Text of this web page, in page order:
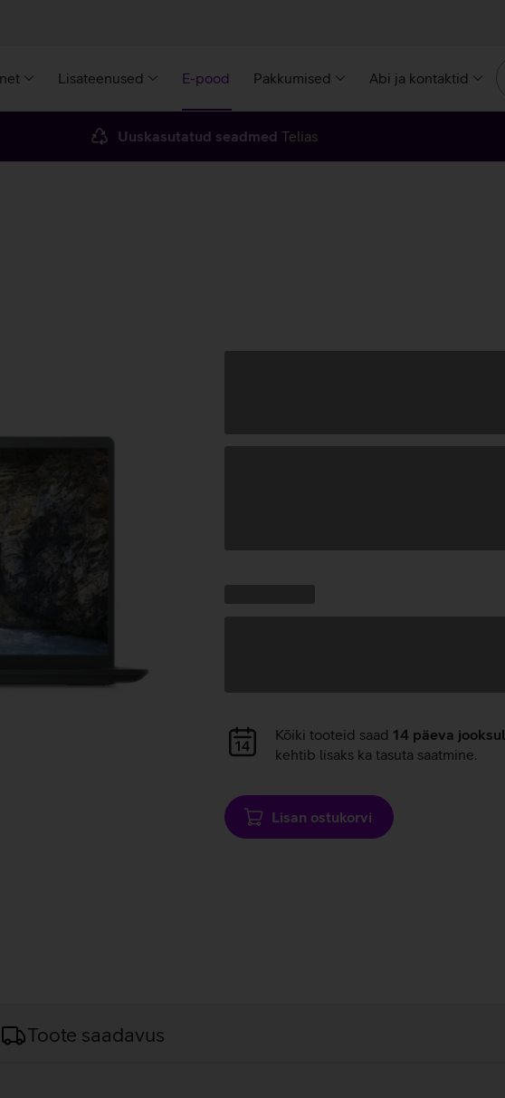
Lisateenused E-pood Pakkumised Abi ja kontaktid
Uuskasutatud seadmed Telias
Andmete
laadimine
Kõiki tooteid saad 14 päeva jooksul
kehtib lisaks ka tasuta saatmine.
Lisan ostukorvi
Toote saadavus